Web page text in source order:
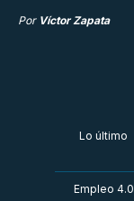
Por Víctor Zapata
Lo último
Empleo 4.0